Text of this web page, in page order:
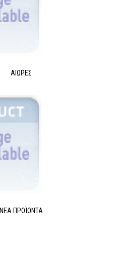
ΑΙΩΡΕΣ
ΝΈΑ ΠΡΟΪΌΝΤΑ